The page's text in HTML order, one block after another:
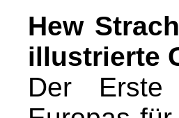
Hew
illustrierte
Der Erste